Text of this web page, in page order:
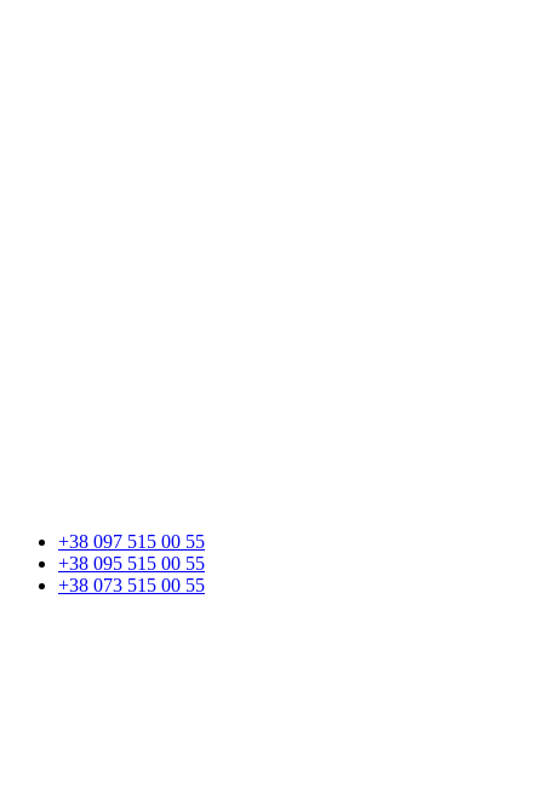
+38 097 515 00 55
+38 095 515 00 55
+38 073 515 00 55